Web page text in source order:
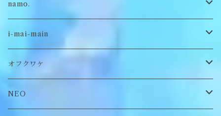
namo.
古着
オリジナル
i-mai-main
ビスチェ
付け襟
オフクワケ
トップス
NEO